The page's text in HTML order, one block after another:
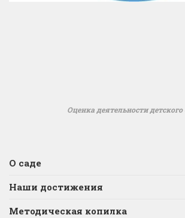
Оценка деятельности детского
О саде
Наши достижения
Методическая копилка